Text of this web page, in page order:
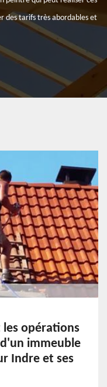
des tarifs très abordables et
opérations
immeuble
Indre et ses